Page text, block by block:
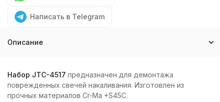
Написать в Telegram
Описание
Набор JTC-4517 предназначен для демонтажа
поврежденных свечей накаливания. Изготовлен из
прочных материалов Cr-Ma +S45C.